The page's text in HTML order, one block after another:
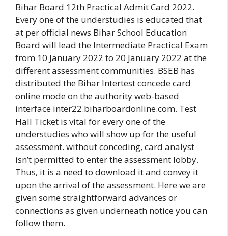
Bihar Board 12th Practical Admit Card 2022.
Every one of the understudies is educated that
at per official news Bihar School Education
Board will lead the Intermediate Practical Exam
from 10 January 2022 to 20 January 2022 at the
different assessment communities. BSEB has
distributed the Bihar Intertest concede card
online mode on the authority web-based
interface inter22.biharboardonline.com. Test
Hall Ticket is vital for every one of the
understudies who will show up for the useful
assessment. without conceding, card analyst
isn’t permitted to enter the assessment lobby.
Thus, it is a need to download it and convey it
upon the arrival of the assessment. Here we are
given some straightforward advances or
connections as given underneath notice you can
follow them.